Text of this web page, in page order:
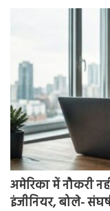
अमेरिका में नौकरी
इंजीनियर, बोले-